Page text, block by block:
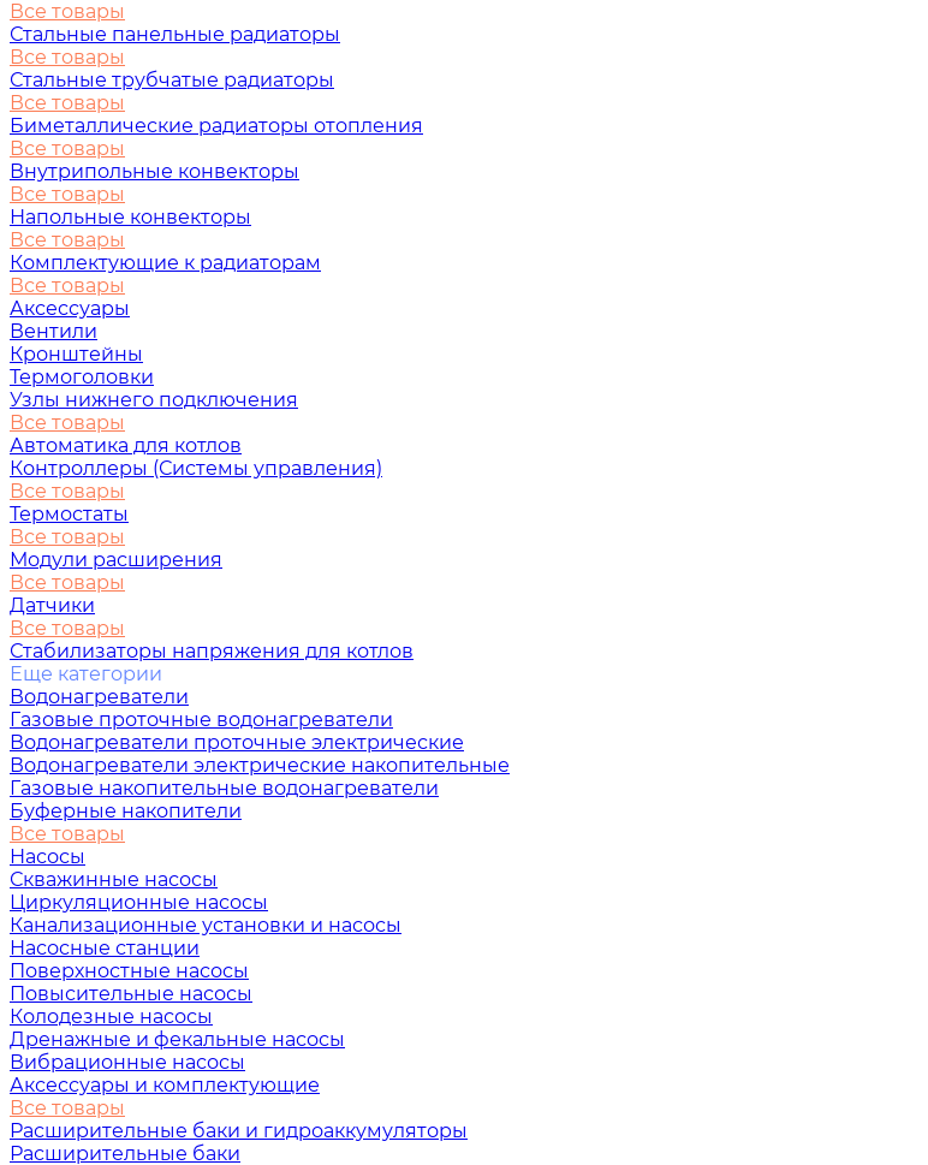
Все товары
Стальные панельные радиаторы
Все товары
Стальные трубчатые радиаторы
Все товары
Биметаллические радиаторы отопления
Все товары
Внутрипольные конвекторы
Все товары
Напольные конвекторы
Все товары
Комплектующие к радиаторам
Все товары
Аксессуары
Вентили
Кронштейны
Термоголовки
Узлы нижнего подключения
Все товары
Автоматика для котлов
Контроллеры (Системы управления)
Все товары
Термостаты
Все товары
Модули расширения
Все товары
Датчики
Все товары
Стабилизаторы напряжения для котлов
Еще категории
Водонагреватели
Газовые проточные водонагреватели
Водонагреватели проточные электрические
Водонагреватели электрические накопительные
Газовые накопительные водонагреватели
Буферные накопители
Все товары
Насосы
Скважинные насосы
Циркуляционные насосы
Канализационные установки и насосы
Насосные станции
Поверхностные насосы
Повысительные насосы
Колодезные насосы
Дренажные и фекальные насосы
Вибрационные насосы
Аксессуары и комплектующие
Все товары
Расширительные баки и гидроаккумуляторы
Расширительные баки